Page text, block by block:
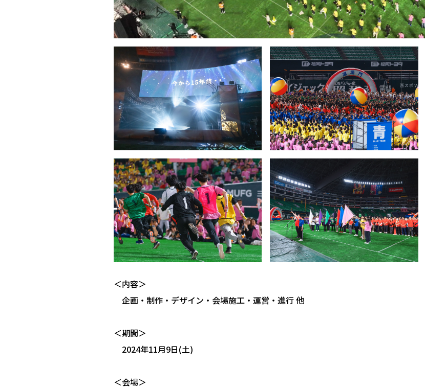
＜内容＞
企画・制作・デザイン・会場施工・運営・進行 他
＜期間＞
2024年11月9日(土)
＜会場＞